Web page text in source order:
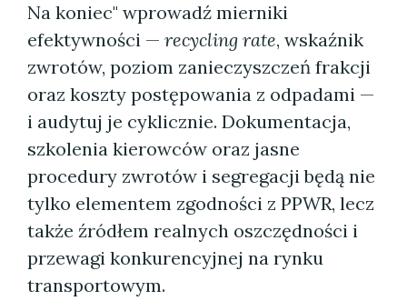
Na koniec" wprowadź mierniki
efektywności — recycling rate, wskaźnik
zwrotów, poziom zanieczyszczeń frakcji
oraz koszty postępowania z odpadami —
i audytuj je cyklicznie. Dokumentacja,
szkolenia kierowców oraz jasne
procedury zwrotów i segregacji będą nie
tylko elementem zgodności z PPWR, lecz
także źródłem realnych oszczędności i
przewagi konkurencyjnej na rynku
transportowym.